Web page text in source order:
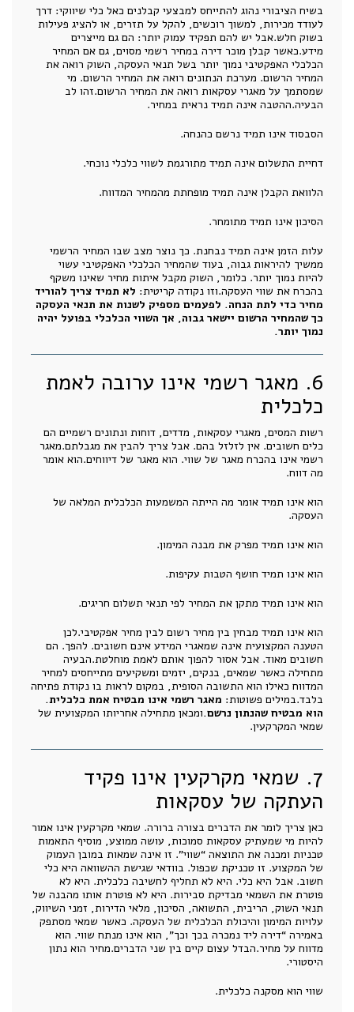
בשיח הציבורי נהוג להתייחס למבצעי קבלנים כאל כלי שיווקי: דרך
לעודד מכירות, למשוך רוכשים, להקל על תזרים, או להציג פעילות
בשוק חלש.אבל יש להם תפקיד עמוק יותר: הם גם מייצרים
מידע.כאשר קבלן מוכר דירה במחיר רשמי מסוים, גם אם המחיר
הכלכלי האפקטיבי נמוך יותר בשל תנאי העסקה, השוק רואה את
המחיר הרשום. מערכת הנתונים רואה את המחיר הרשום. מי
שמסתמך על מאגרי עסקאות רואה את המחיר הרשום.זהו לב
הבעיה.ההטבה אינה תמיד נראית במחיר.
הסבסוד אינו תמיד נרשם כהנחה.
דחיית התשלום אינה תמיד מתורגמת לשווי כלכלי נוכחי.
הלוואת הקבלן אינה תמיד מופחתת מהמחיר המדווח.
הסיכון אינו תמיד מתומחר.
עלות הזמן אינה תמיד נבחנת. כך נוצר מצב שבו המחיר הרשמי
ממשיך להיראות גבוה, בעוד שהמחיר הכלכלי האפקטיבי עשוי
להיות נמוך יותר. כלומר, השוק מקבל איתות מחיר שאינו משקף
בהכרח את שווי העסקה.וזו נקודה קריטית: לא תמיד צריך להוריד
מחיר כדי לתת הנחה. לפעמים מספיק לשנות את תנאי העסקה
כך שהמחיר הרשום יישאר גבוה, אך השווי הכלכלי בפועל יהיה
נמוך יותר.
6. מאגר רשמי אינו ערובה לאמת
כלכלית
רשות המסים, מאגרי עסקאות, מדדים, דוחות ונתונים רשמיים הם
כלים חשובים. אין לזלזל בהם. אבל צריך להבין את מגבלתם.מאגר
רשמי אינו בהכרח מאגר של שווי. הוא מאגר של דיווחים.הוא אומר
מה דווח.
הוא אינו תמיד אומר מה הייתה המשמעות הכלכלית המלאה של
העסקה.
הוא אינו תמיד מפרק את מבנה המימון.
הוא אינו תמיד חושף הטבות עקיפות.
הוא אינו תמיד מתקן את המחיר לפי תנאי תשלום חריגים.
הוא אינו תמיד מבחין בין מחיר רשום לבין מחיר אפקטיבי.לכן
הטענה המקצועית אינה שמאגרי המידע אינם חשובים. להפך. הם
חשובים מאוד. אבל אסור להפוך אותם לאמת מוחלטת.הבעיה
מתחילה כאשר שמאים, בנקים, יזמים ומשקיעים מתייחסים למחיר
המדווח כאילו הוא התשובה הסופית, במקום לראות בו נקודת פתיחה
בלבד.במילים פשוטות: מאגר רשמי אינו מבטיח אמת כלכלית.
הוא מבטיח שהנתון נרשם.ומכאן מתחילה אחריותו המקצועית של
שמאי המקרקעין.
7. שמאי מקרקעין אינו פקיד
העתקה של עסקאות
כאן צריך לומר את הדברים בצורה ברורה. שמאי מקרקעין אינו אמור
להיות מי שמעתיק עסקאות סמוכות, עושה ממוצע, מוסיף התאמות
טכניות ומכנה את התוצאה “שווי”. זו אינה שמאות במובן העמוק
של המקצוע. זו טכניקת שכפול. בוודאי שגישת ההשוואה היא כלי
חשוב. אבל היא כלי. היא לא תחליף לחשיבה כלכלית. היא לא
פוטרת את השמאי מבדיקת סבירות. היא לא פוטרת אותו מהבנה של
תנאי השוק, הריבית, התשואה, הסיכון, מלאי הדירות, זמני השיווק,
עלויות המימון והיכולת הכלכלית של העסקה. כאשר שמאי מסתפק
באמירה “דירה ליד נמכרה בכך וכך”, הוא אינו מנתח שווי. הוא
מדווח על מחיר.הבדל עצום קיים בין שני הדברים.מחיר הוא נתון
היסטורי.
שווי הוא מסקנה כלכלית.